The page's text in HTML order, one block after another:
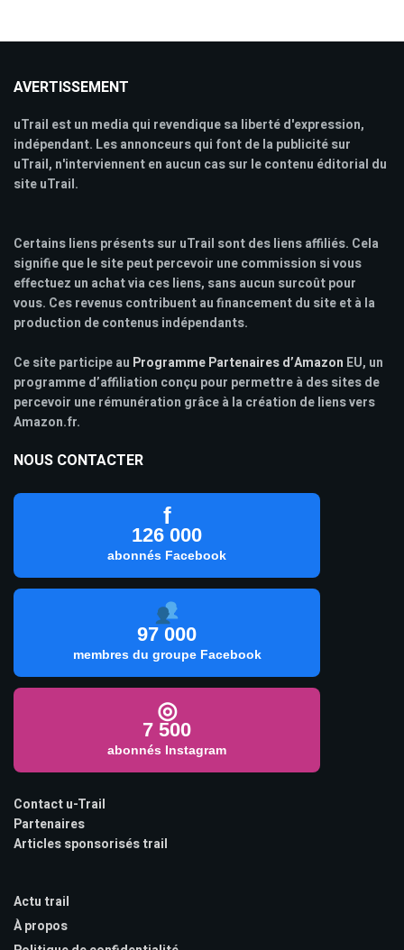
AVERTISSEMENT
uTrail est un media qui revendique sa liberté d'expression,
indépendant. Les annonceurs qui font de la publicité sur
uTrail, n'interviennent en aucun cas sur le contenu éditorial du
site uTrail.
Certains liens présents sur uTrail sont des liens affiliés. Cela
signifie que le site peut percevoir une commission si vous
effectuez un achat via ces liens, sans aucun surcoût pour
vous. Ces revenus contribuent au financement du site et à la
production de contenus indépendants.
Ce site participe au Programme Partenaires d’Amazon EU, un
programme d’affiliation conçu pour permettre à des sites de
percevoir une rémunération grâce à la création de liens vers
Amazon.fr.
NOUS CONTACTER
f
126 000
abonnés Facebook
97 000
membres du groupe Facebook
◎
7 500
abonnés Instagram
Contact u-Trail
Partenaires
Articles sponsorisés trail
Actu trail
À propos